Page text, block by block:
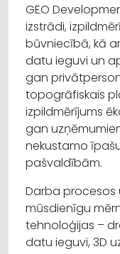
GEO
izstrādi,
būvniecībā, kā
datu ieguvi un
gan
topogrāfiskais
izpildmērījums
gan
nekustamo
pašvaldībām.
Darba procesos
mūsdienīgu
tehnoloģijas –
datu ieguvi, 3D